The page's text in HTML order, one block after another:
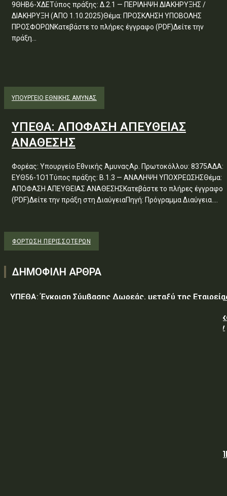
9ΘΗΒ6-ΧΔΕΤύπος πράξης: Δ.2.1 — ΠΕΡΙΛΗΨΗ ΔΙΑΚΗΡΥΞΗΣ /
ΔΙΑΚΗΡΥΞΗ (ΑΠΟ 1.10.2025)Θέμα: ΠΡΟΣΚΛΗΣΗ ΥΠΟΒΟΛΗΣ
ΠΡΟΣΦΟΡΩΝΚατεβάστε το πλήρες έγγραφο (PDF)Δείτε την
πράξη...
ΥΠΟΥΡΓΕΊΟ ΕΘΝΙΚΉΣ ΆΜΥΝΑΣ
ΥΠΕΘΑ: ΑΠΟΦΑΣΗ ΑΠΕΥΘΕΙΑΣ
ΑΝΑΘΕΣΗΣ
Φορέας: Υπουργείο Εθνικής ΆμυναςΑρ. Πρωτοκόλλου: 8375ΑΔΑ:
ΕΥΘ56-1Ο1Τύπος πράξης: Β.1.3 — ΑΝΑΛΗΨΗ ΥΠΟΧΡΕΩΣΗΣΘέμα:
ΑΠΟΦΑΣΗ ΑΠΕΥΘΕΙΑΣ ΑΝΑΘΕΣΗΣΚατεβάστε το πλήρες έγγραφο
(PDF)Δείτε την πράξη στη ΔιαύγειαΠηγή: Πρόγραμμα Διαύγεια....
ΦΌΡΤΩΣΗ ΠΕΡΙΣΣΟΤΈΡΩΝ
ΔΗΜΟΦΙΛΗ ΑΡΘΡΑ
ΥΠΕΘΑ: Έγκριση Σύμβασης Δωρεάς, μεταξύ της
Ελληνικού Δημοσίου – Υπουργείο-Εθνικής Άμυνας-
Επιτελείο Αεροπορίας-Σχολή Μονίμων Υπαξιωματικών
Όμιλος ΔΕΗ: Νέα συμφωνία για χαρτοφυλάκιο έργων